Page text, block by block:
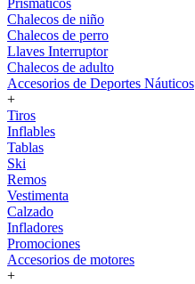
Prismáticos
Chalecos de niño
Chalecos de perro
Llaves Interruptor
Chalecos de adulto
Accesorios de Deportes Náuticos
+
Tiros
Inflables
Tablas
Ski
Remos
Vestimenta
Calzado
Infladores
Promociones
Accesorios de motores
+